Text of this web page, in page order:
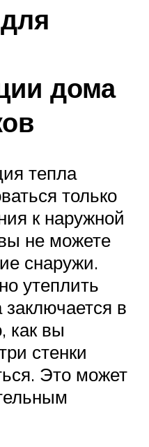
дома
тепла
только
к наружной
не можете
снаружи.
утеплить
в
как вы
стенки
Это может